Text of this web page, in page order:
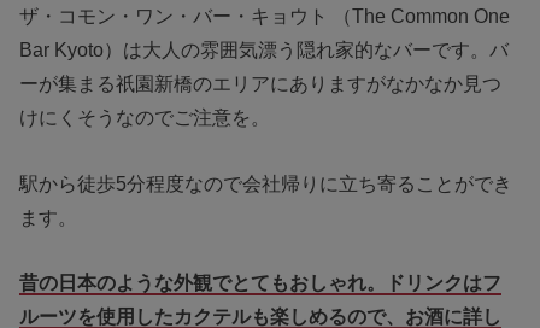
ザ・コモン・ワン・バー・キョウト （The Common One
Bar Kyoto）は大人の雰囲気漂う隠れ家的なバーです。バ
ーが集まる祇園新橋のエリアにありますがなかなか見つ
けにくそうなのでご注意を。
駅から徒歩5分程度なので会社帰りに立ち寄ることができ
ます。
昔の日本のような外観でとてもおしゃれ。ドリンクはフ
ルーツを使用したカクテルも楽しめるので、お酒に詳し